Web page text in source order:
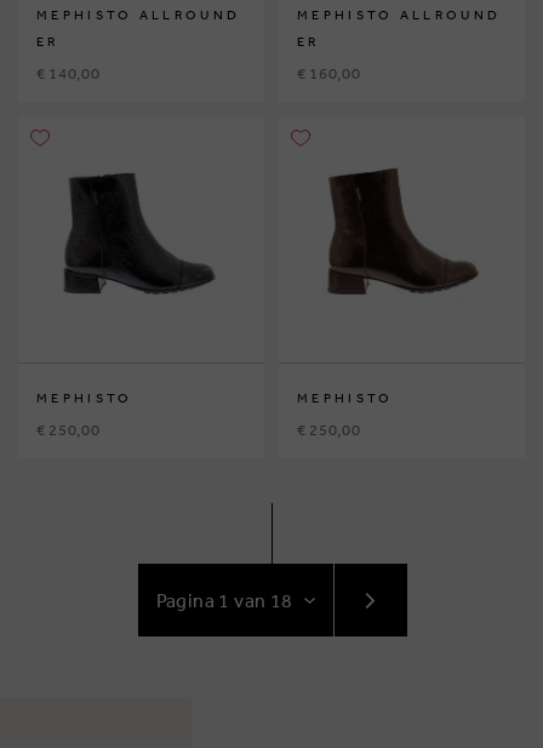
MEPHISTO ALLROUND
ER
€ 140,00
MEPHISTO ALLROUND
ER
€ 160,00
MEPHISTO
€ 250,00
MEPHISTO
€ 250,00
NAAR
VOLGENDE